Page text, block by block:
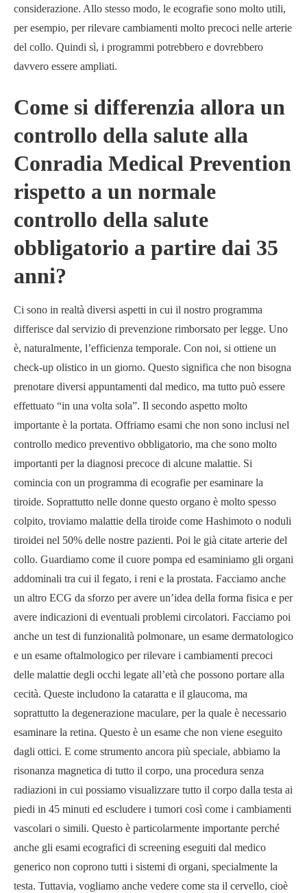
considerazione. Allo stesso modo, le ecografie sono molto utili,
per esempio, per rilevare cambiamenti molto precoci nelle arterie
del collo. Quindi sì, i programmi potrebbero e dovrebbero
davvero essere ampliati.
Come si differenzia allora un
controllo della salute alla
Conradia Medical Prevention
rispetto a un normale
controllo della salute
obbligatorio a partire dai 35
anni?
Ci sono in realtà diversi aspetti in cui il nostro programma
differisce dal servizio di prevenzione rimborsato per legge. Uno
è, naturalmente, l’efficienza temporale. Con noi, si ottiene un
check-up olistico in un giorno. Questo significa che non bisogna
prenotare diversi appuntamenti dal medico, ma tutto può essere
effettuato “in una volta sola”. Il secondo aspetto molto
importante è la portata. Offriamo esami che non sono inclusi nel
controllo medico preventivo obbligatorio, ma che sono molto
importanti per la diagnosi precoce di alcune malattie. Si
comincia con un programma di ecografie per esaminare la
tiroide. Soprattutto nelle donne questo organo è molto spesso
colpito, troviamo malattie della tiroide come Hashimoto o noduli
tiroidei nel 50% delle nostre pazienti. Poi le già citate arterie del
collo. Guardiamo come il cuore pompa ed esaminiamo gli organi
addominali tra cui il fegato, i reni e la prostata. Facciamo anche
un altro ECG da sforzo per avere un’idea della forma fisica e per
avere indicazioni di eventuali problemi circolatori. Facciamo poi
anche un test di funzionalità polmonare, un esame dermatologico
e un esame oftalmologico per rilevare i cambiamenti precoci
delle malattie degli occhi legate all’età che possono portare alla
cecità. Queste includono la cataratta e il glaucoma, ma
soprattutto la degenerazione maculare, per la quale è necessario
esaminare la retina. Questo è un esame che non viene eseguito
dagli ottici. E come strumento ancora più speciale, abbiamo la
risonanza magnetica di tutto il corpo, una procedura senza
radiazioni in cui possiamo visualizzare tutto il corpo dalla testa ai
piedi in 45 minuti ed escludere i tumori così come i cambiamenti
vascolari o simili. Questo è particolarmente importante perché
anche gli esami ecografici di screening eseguiti dal medico
generico non coprono tutti i sistemi di organi, specialmente la
testa. Tuttavia, vogliamo anche vedere come sta il cervello, cioè